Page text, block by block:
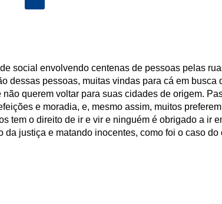
social envolvendo centenas de pessoas pelas
dessas pessoas, muitas vindas para cá em busca
querem voltar para suas cidades de origem.
e moradia, e, mesmo assim, muitos
tem o direito de ir e vir e ninguém é obrigado a ir
justiça e matando inocentes, como foi o caso